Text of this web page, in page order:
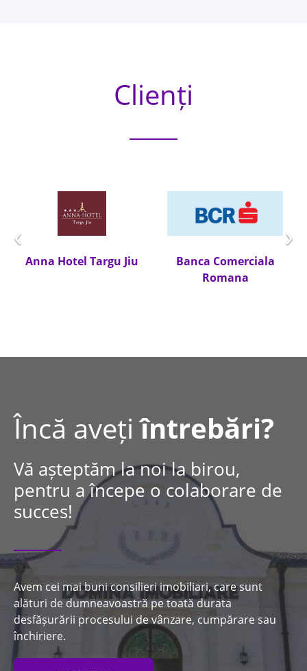
Clienți
Anna Hotel Targu Jiu
Banca Comerciala
Romana
‹ ›
Încă avețiîntrebări?
Vă așteptăm la noi la birou,
pentru a începe o colaborare de
succes!
Avem cei mai buni consilieri imobiliari, care sunt
alături de dumneavoastră pe toată durata
desfășurării procesului de vânzare, cumpărare sau
închiriere.